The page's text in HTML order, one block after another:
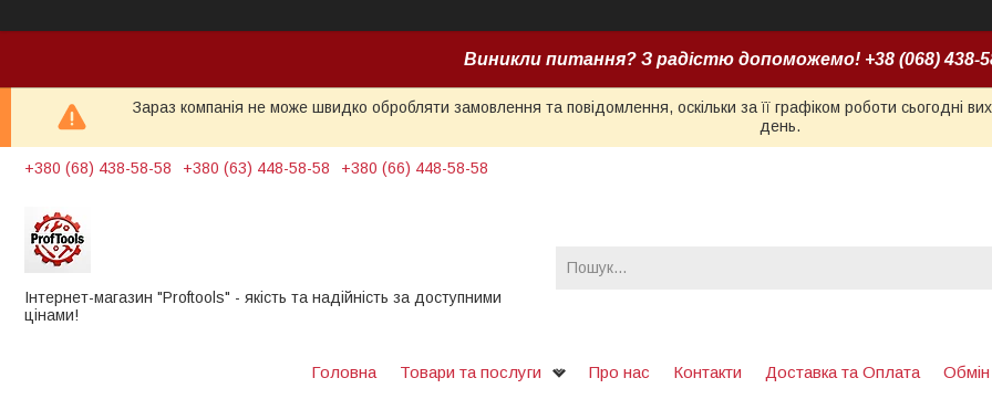
Виникли питання? З радістю допоможемо! +38 (068) 438-
Зараз компанія не може швидко обробляти замовлення та повідомлення, оскільки за її графіком роботи сьогодні
день.
+380 (68) 438-58-58 +380 (63) 448-58-58 +380 (66) 448-58-58
Інтернет-магазин "Proftools" - якість та надійність за доступними
цінами!
Головна Товари та послуги Про нас Контакти Доставка та Оплата Обмін